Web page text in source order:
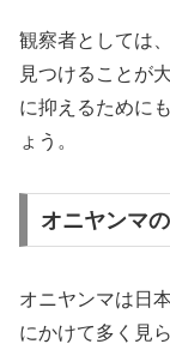
観察者としては
見つけることが
に抑えるために
ょう。
オニヤンマ
オニヤンマは日
にかけて多く見